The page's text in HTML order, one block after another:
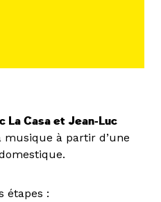
La Casa et Jean-Luc
à partir d’une
étapes :